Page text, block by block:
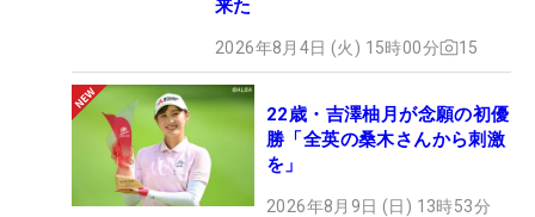
来た
2026年8月4日 (火) 15時00分 15
22歳・吉澤柚月が念願の初優
勝「全英の桑木さんから刺激
を」
2026年8月9日 (日) 13時53分